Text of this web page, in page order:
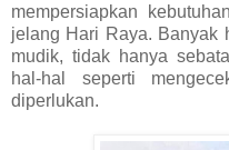
mempersiapkan
jelang Hari Raya. Banyak
mudik, tidak hanya
hal-hal seperti
diperlukan.